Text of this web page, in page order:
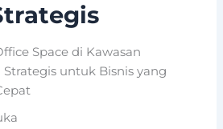
Space di Kawasan
untuk Bisnis yang